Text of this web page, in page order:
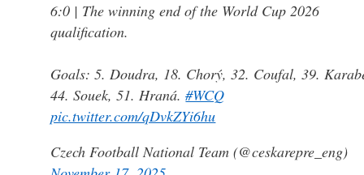
6:0 | The winning end of the World Cup 2026
qualification.
Goals: 5. Doudra, 18. Chorý, 32. Coufal, 39.
44. Souek, 51. Hraná.#WCQ
pic.twitter.com/qDvkZYi6hu
Czech Football National Team (@ceskarepre_eng)